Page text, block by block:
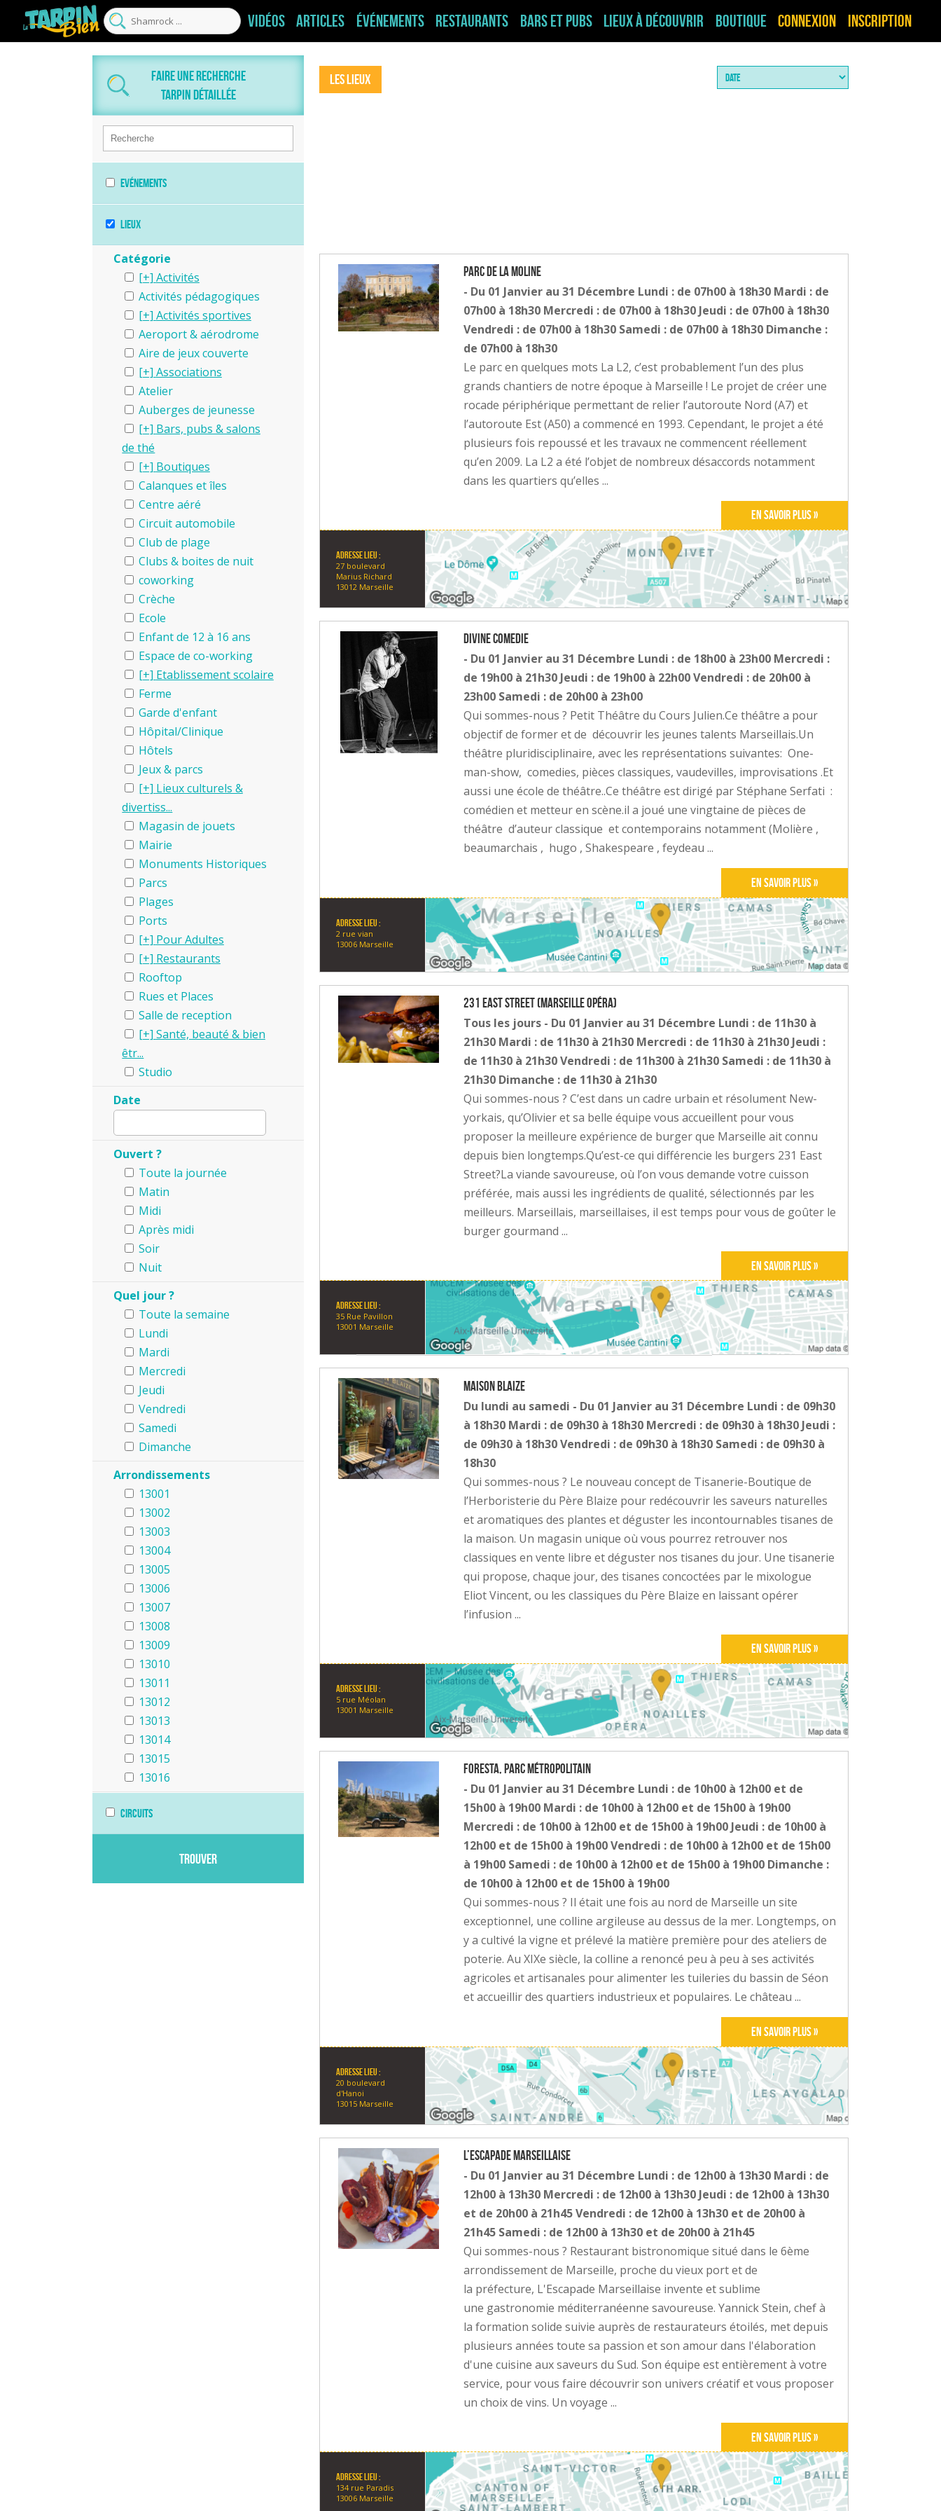
Vidéos Articles Événements Restaurants Bars et pubs Lieux à découvrir Boutique Connexion Inscription
Faire une recherche
tarpin détaillée
Evénements
Lieux
Catégorie
Activités
Activités pédagogiques
Activités sportives
Aeroport & aérodrome
Aire de jeux couverte
Associations
Atelier
Auberges de jeunesse
Bars, pubs & salons
de thé
Boutiques
Calanques et îles
Centre aéré
Circuit automobile
Club de plage
Clubs & boites de nuit
coworking
Crèche
Ecole
Enfant de 12 à 16 ans
Espace de co-working
Etablissement scolaire
Ferme
Garde d'enfant
Hôpital/Clinique
Hôtels
Jeux & parcs
Lieux culturels &
divertiss...
Magasin de jouets
Mairie
Monuments Historiques
Parcs
Plages
Ports
Pour Adultes
Restaurants
Rooftop
Rues et Places
Salle de reception
Santé, beauté & bien
êtr...
Studio
Date
Ouvert ?
Toute la journée
Matin
Midi
Après midi
Soir
Nuit
Quel jour ?
Toute la semaine
Lundi
Mardi
Mercredi
Jeudi
Vendredi
Samedi
Dimanche
Arrondissements
13001
13002
13003
13004
13005
13006
13007
13008
13009
13010
13011
13012
13013
13014
13015
13016
Circuits
Les Lieux
Parc de la Moline
- Du 01 Janvier au 31 Décembre Lundi : de 07h00 à 18h30 Mardi : de
07h00 à 18h30 Mercredi : de 07h00 à 18h30 Jeudi : de 07h00 à 18h30
Vendredi : de 07h00 à 18h30 Samedi : de 07h00 à 18h30 Dimanche :
de 07h00 à 18h30
Le parc en quelques mots La L2, c’est probablement l’un des plus
grands chantiers de notre époque à Marseille ! Le projet de créer une
rocade périphérique permettant de relier l’autoroute Nord (A7) et
l’autoroute Est (A50) a commencé en 1993. Cependant, le projet a été
plusieurs fois repoussé et les travaux ne commencent réellement
qu’en 2009. La L2 a été l’objet de nombreux désaccords notamment
dans les quartiers qu’elles ...
En savoir plus »
Adresse lieu :
27 boulevard
Marius Richard
13012 Marseille
Divine Comedie
- Du 01 Janvier au 31 Décembre Lundi : de 18h00 à 23h00 Mercredi :
de 19h00 à 21h30 Jeudi : de 19h00 à 22h00 Vendredi : de 20h00 à
23h00 Samedi : de 20h00 à 23h00
Qui sommes-nous ? Petit Théâtre du Cours Julien.Ce théâtre a pour
objectif de former et de découvrir les jeunes talents Marseillais.Un
théâtre pluridisciplinaire, avec les représentations suivantes: One-
man-show, comedies, pièces classiques, vaudevilles, improvisations .Et
aussi une école de théâtre..Ce théâtre est dirigé par Stéphane Serfati :
comédien et metteur en scène.il a joué une vingtaine de pièces de
théâtre d’auteur classique et contemporains notamment (Molière ,
beaumarchais , hugo , Shakespeare , feydeau ...
En savoir plus »
Adresse lieu :
2 rue vian
13006 Marseille
231 East Street (Marseille Opéra)
Tous les jours - Du 01 Janvier au 31 Décembre Lundi : de 11h30 à
21h30 Mardi : de 11h30 à 21h30 Mercredi : de 11h30 à 21h30 Jeudi :
de 11h30 à 21h30 Vendredi : de 11h300 à 21h30 Samedi : de 11h30 à
21h30 Dimanche : de 11h30 à 21h30
Qui sommes-nous ? C’est dans un cadre urbain et résolument New-
yorkais, qu’Olivier et sa belle équipe vous accueillent pour vous
proposer la meilleure expérience de burger que Marseille ait connu
depuis bien longtemps.Qu’est-ce qui différencie les burgers 231 East
Street?La viande savoureuse, où l’on vous demande votre cuisson
préférée, mais aussi les ingrédients de qualité, sélectionnés par les
meilleurs. Marseillais, marseillaises, il est temps pour vous de goûter le
burger gourmand ...
En savoir plus »
Adresse lieu :
35 Rue Pavillon
13001 Marseille
Maison Blaize
Du lundi au samedi - Du 01 Janvier au 31 Décembre Lundi : de 09h30
à 18h30 Mardi : de 09h30 à 18h30 Mercredi : de 09h30 à 18h30 Jeudi :
de 09h30 à 18h30 Vendredi : de 09h30 à 18h30 Samedi : de 09h30 à
18h30
Qui sommes-nous ? Le nouveau concept de Tisanerie-Boutique de
l’Herboristerie du Père Blaize pour redécouvrir les saveurs naturelles
et aromatiques des plantes et déguster les incontournables tisanes de
la maison. Un magasin unique où vous pourrez retrouver nos
classiques en vente libre et déguster nos tisanes du jour. Une tisanerie
qui propose, chaque jour, des tisanes concoctées par le mixologue
Eliot Vincent, ou les classiques du Père Blaize en laissant opérer
l’infusion ...
En savoir plus »
Adresse lieu :
5 rue Méolan
13001 Marseille
Foresta, parc métropolitain
- Du 01 Janvier au 31 Décembre Lundi : de 10h00 à 12h00 et de
15h00 à 19h00 Mardi : de 10h00 à 12h00 et de 15h00 à 19h00
Mercredi : de 10h00 à 12h00 et de 15h00 à 19h00 Jeudi : de 10h00 à
12h00 et de 15h00 à 19h00 Vendredi : de 10h00 à 12h00 et de 15h00
à 19h00 Samedi : de 10h00 à 12h00 et de 15h00 à 19h00 Dimanche :
de 10h00 à 12h00 et de 15h00 à 19h00
Qui sommes-nous ? Il était une fois au nord de Marseille un site
exceptionnel, une colline argileuse au dessus de la mer. Longtemps, on
y a cultivé la vigne et prélevé la matière première pour des ateliers de
poterie. Au XIXe siècle, la colline a renoncé peu à peu à ses activités
agricoles et artisanales pour alimenter les tuileries du bassin de Séon
et accueillir des quartiers industrieux et populaires. Le château ...
En savoir plus »
Adresse lieu :
20 boulevard
d'Hanoi
13015 Marseille
L’Escapade Marseillaise
- Du 01 Janvier au 31 Décembre Lundi : de 12h00 à 13h30 Mardi : de
12h00 à 13h30 Mercredi : de 12h00 à 13h30 Jeudi : de 12h00 à 13h30
et de 20h00 à 21h45 Vendredi : de 12h00 à 13h30 et de 20h00 à
21h45 Samedi : de 12h00 à 13h30 et de 20h00 à 21h45
Qui sommes-nous ? Restaurant bistronomique situé dans le 6ème
arrondissement de Marseille, proche du vieux port et de
la préfecture, L'Escapade Marseillaise invente et sublime
une gastronomie méditerranéenne savoureuse. Yannick Stein, chef à
la formation solide suivie auprès de restaurateurs étoilés, met depuis
plusieurs années toute sa passion et son amour dans l'élaboration
d'une cuisine aux saveurs du Sud. Son équipe est entièrement à votre
service, pour vous faire découvrir son univers créatif et vous proposer
un choix de vins. Un voyage ...
En savoir plus »
Adresse lieu :
134 rue Paradis
13006 Marseille